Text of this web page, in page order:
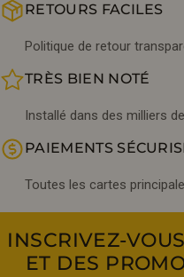
RETOURS FACILES
Politique de retour
TRÈS BIEN NOTÉ
Installé dans des milliers
PAIEMENTS
Toutes les cartes
INSCRIVEZ-
ET DES